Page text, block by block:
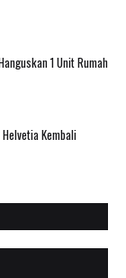
1 Unit Rumah
Kembali